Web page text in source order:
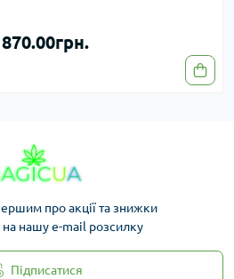
870.00грн.
про акції та знижки
на нашу e-mail розсилку
Підписатися